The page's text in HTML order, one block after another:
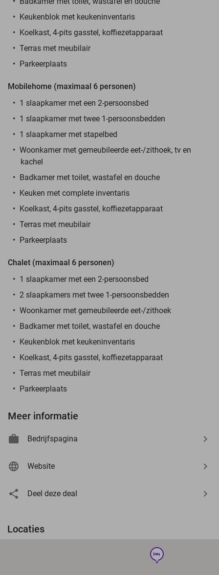
Keukenblok met keukeninventaris
Koelkast, 4-pits gasstel, koffiezetapparaat
Terras met meubilair
Parkeerplaats
Mobilehome (maximaal 6 personen)
1 slaapkamer met een 2-persoonsbed
1 slaapkamer met twee 1-persoonsbedden
1 slaapkamer met stapelbed
Woonkamer met gemeubileerde eet-/zithoek, tv en
kachel
Badkamer met toilet, wastafel en douche
Keuken met complete inventaris
Koelkast, 4-pits gasstel, koffiezetapparaat
Terras met meubilair
Parkeerplaats
Chalet (maximaal 6 personen)
1 slaapkamer met een 2-persoonsbed
2 slaapkamers met twee 1-persoonsbedden
Woonkamer met gemeubileerde eet-/zithoek
Badkamer met toilet, wastafel en douche
Keukenblok met keukeninventaris
Koelkast, 4-pits gasstel, koffiezetapparaat
Terras met meubilair
Parkeerplaats
Meer informatie
Bedrijfspagina
Website
Deel deze deal
Locaties
hotel